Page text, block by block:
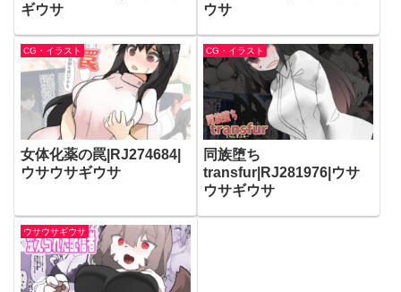
ギウサ
ウサ
CG・イラスト
女体化薬の罠|RJ274684|
ウサウサギウサ
CG・イラスト
同族堕ち
transfur|RJ281976|ウサ
ウサギウサ
ウサウサギウサ